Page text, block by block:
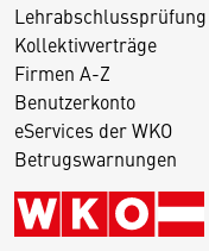
Kollektivverträge
Firmen A-Z
Benutzerkonto
eServices der WKO
Betrugswarnungen